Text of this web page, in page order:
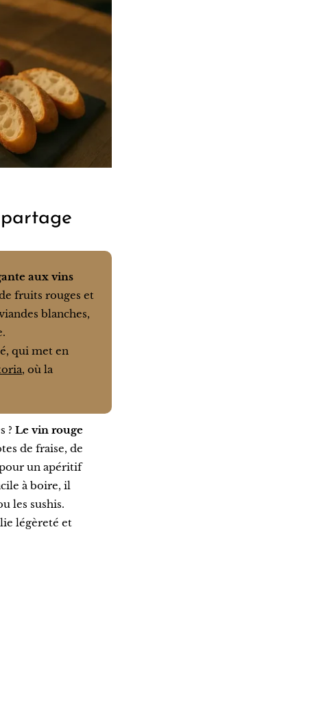
aux vins
fruits rouges et
blanches,
qui met en
, où la
? Le vin rouge
de fraise, de
un apéritif
à boire, il
les sushis.
légèreté et